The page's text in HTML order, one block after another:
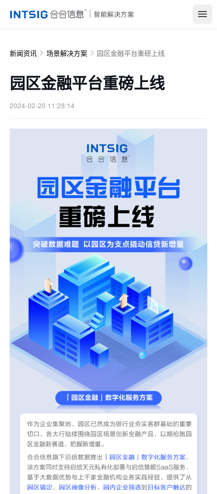
新闻资讯 场景解决方案 园区金融平台重磅上线
园区金融平台重磅上线
2024-02-20 11:28:14